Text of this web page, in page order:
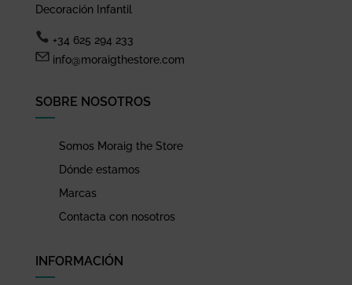
Decoración Infantil
+34 625 294 233
info@moraigthestore.com
SOBRE NOSOTROS
Somos Moraig the Store
Dónde estamos
Marcas
Contacta con nosotros
INFORMACIÓN